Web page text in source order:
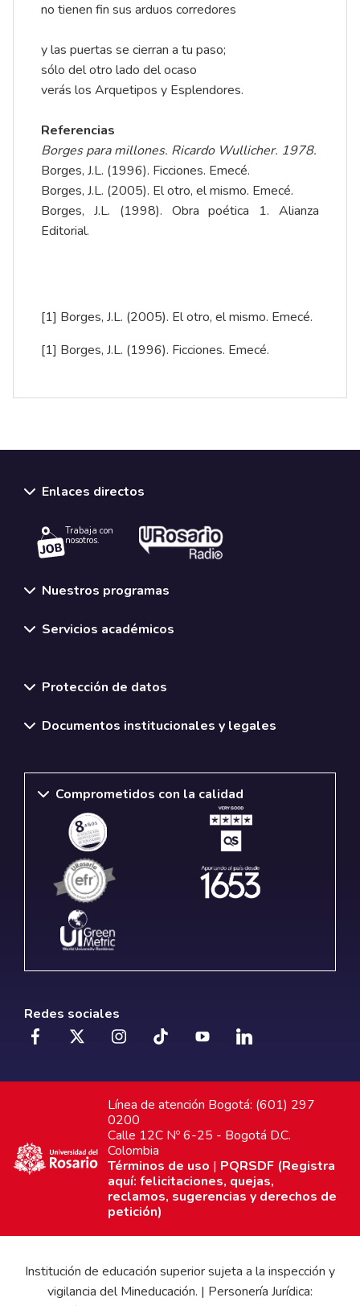
no tienen fin sus arduos corredores
y las puertas se cierran a tu paso;
sólo del otro lado del ocaso
verás los Arquetipos y Esplendores.
Referencias
Borges para millones. Ricardo Wullicher. 1978.
Borges, J.L. (1996). Ficciones. Emecé.
Borges, J.L. (2005). El otro, el mismo. Emecé.
Borges, J.L. (1998). Obra poética 1. Alianza
Editorial.
[1] Borges, J.L. (2005). El otro, el mismo. Emecé.
[1] Borges, J.L. (1996). Ficciones. Emecé.
Enlaces directos
Trabaja con
nosotros.
Nuestros programas
Servicios académicos
Protección de datos
Documentos institucionales y legales
Comprometidos con la calidad
Redes sociales
Línea de atención Bogotá: (601) 297
0200
Calle 12C Nº 6-25 - Bogotá D.C.
Colombia
Términos de uso | PQRSDF (Registra
aquí: felicitaciones, quejas,
reclamos, sugerencias y derechos de
petición)
Institución de educación superior sujeta a la inspección y
vigilancia del Mineducación. | Personería Jurídica: